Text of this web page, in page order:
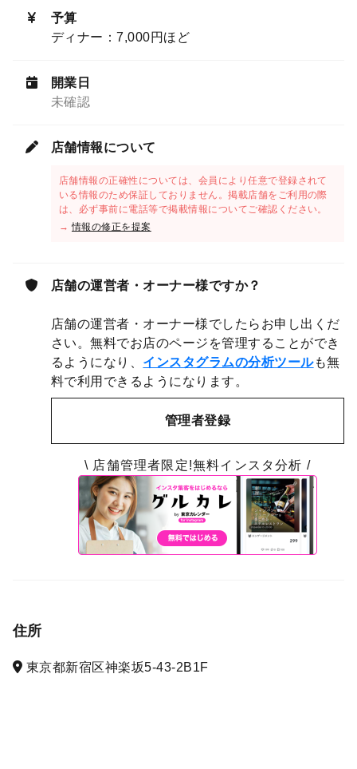
予算
ディナー：7,000円ほど
開業日
未確認
店舗情報について
店舗情報の正確性については、会員により任意で登録されて
いる情報のため保証しておりません。掲載店舗をご利用の際
は、必ず事前に電話等で掲載情報についてご確認ください。
→情報の修正を提案
店舗の運営者・オーナー様ですか？
店舗の運営者・オーナー様でしたらお申し出くだ
さい。無料でお店のページを管理することができ
るようになり、 インスタグラムの分析ツールも無
料で利用できるようになります。
管理者登録
\ 店舗管理者限定!無料インスタ分析 /
住所
東京都新宿区神楽坂5-43-2B1F